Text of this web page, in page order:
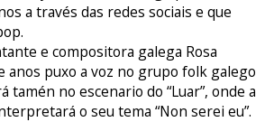
a través das redes sociais e que
e compositora galega Rosa
anos puxo a voz no grupo folk galego
tamén no escenario do “Luar”, onde a
o seu tema “Non serei eu”.